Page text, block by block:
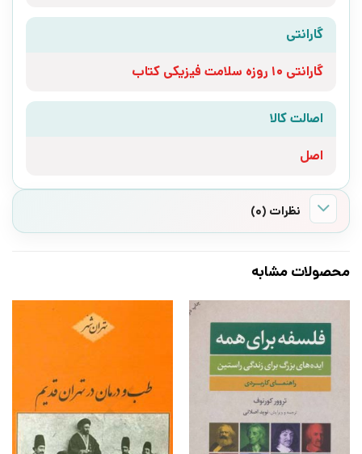
گارانتی
گارانتی 10 روزه سلامت فیزیکی کتاب
اصالت کالا
اصل
نظرات (0)
محصولات مشابه